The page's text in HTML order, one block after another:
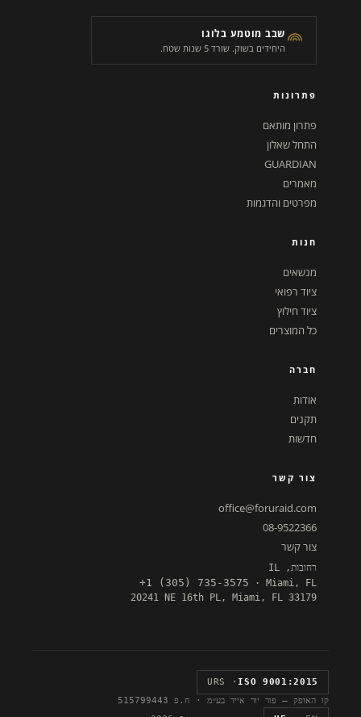
שבב מוטמע בלוגו
היחידים בשוק. שורד 5 שנות שטח.
פתרונות
פתרון מותאם
התחל שאלון
GUARDIAN
מאמרים
מפרטים והדגמות
חנות
מנשאים
ציוד רפואי
ציוד חילוץ
כל המוצרים
חברה
אודות
תקנים
חדשות
צור קשר
office@foruraid.com
08-9522366
צור קשר
רחובות, IL
+1 (305) 735-3575 · Miami, FL
20241 NE 16th PL, Miami, FL 33179
ISO 9001:2015
· URS
קו האופק — פור יור אייד בע״מ · ח.פ 515799443